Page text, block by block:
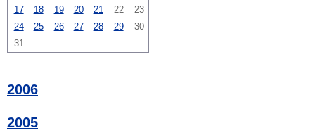
17 18 19 20 21 22
23
24
25 26 27 28 29
30
31
2006
2005